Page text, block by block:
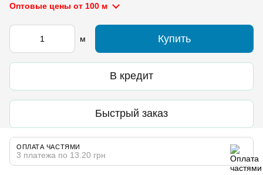
Оптовые цены от 100 м
м Купить
В кредит
Быстрый заказ
ОПЛАТА ЧАСТЯМИ
3 платежа по 13.20 грн